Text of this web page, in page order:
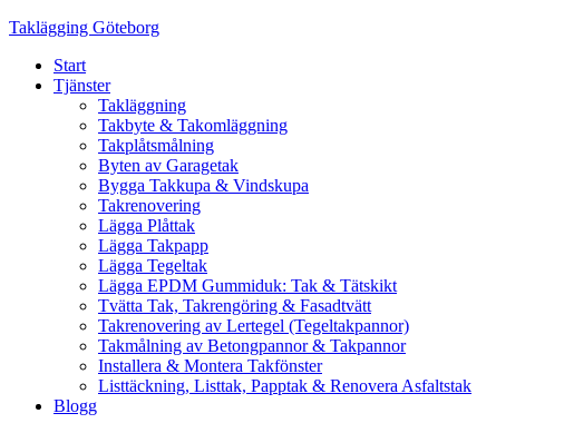
Skip
content
Taklägging Göteborg
Start
Tjänster
Takläggning
Takbyte & Takomläggning
Takplåtsmålning
Byten av Garagetak
Bygga Takkupa & Vindskupa
Takrenovering
Lägga Plåttak
Lägga Takpapp
Lägga Tegeltak
Lägga EPDM Gummiduk: Tak & Tätskikt
Tvätta Tak, Takrengöring & Fasadtvätt
Takrenovering av Lertegel (Tegeltakpannor)
Takmålning av Betongpannor & Takpannor
Installera & Montera Takfönster
Listtäckning, Listtak, Papptak & Renovera Asfaltstak
Blogg